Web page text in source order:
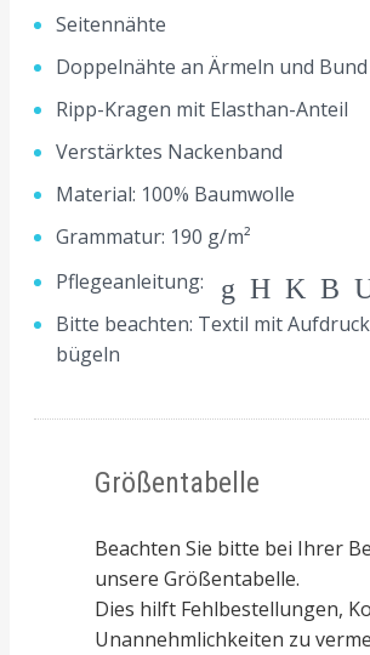
Seitennähte
Doppelnähte an Ärmeln und Bund
Ripp-Kragen mit Elasthan-Anteil
Verstärktes Nackenband
Material: 100% Baumwolle
Grammatur: 190 g/m²
Pflegeanleitung:
Bitte beachten: Textil mit
bügeln
Größentabelle
Beachten Sie bitte bei Ihrer
unsere Größentabelle.
Dies hilft Fehlbestellungen,
Unannehmlichkeiten zu